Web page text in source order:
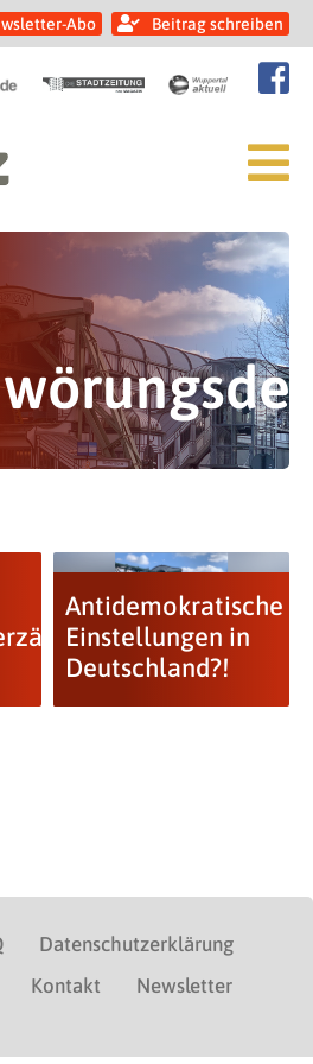
Abo Beitrag schreiben
Antidemokratische
Einstellungen in
Deutschland?!
Datenschutzerklärung
Kontakt Newsletter